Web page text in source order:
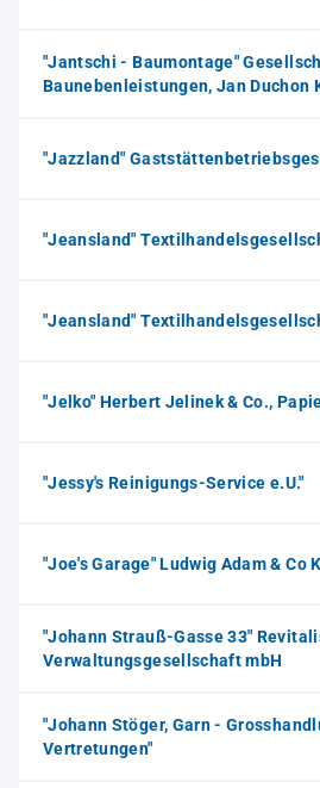
"Jantschi - Baumontage"
Baunebenleistungen, Jan Duchon
"Jazzland"
"Jeansland"
"Jeansland"
"Jelko" Herbert Jelinek & Co.,
"Jessy's Reinigungs-Service e.U."
"Joe's Garage" Ludwig Adam & Co
"Johann Strauß-Gasse 33"
Verwaltungsgesellschaft mbH
"Johann Stöger, Garn -
Vertretungen"